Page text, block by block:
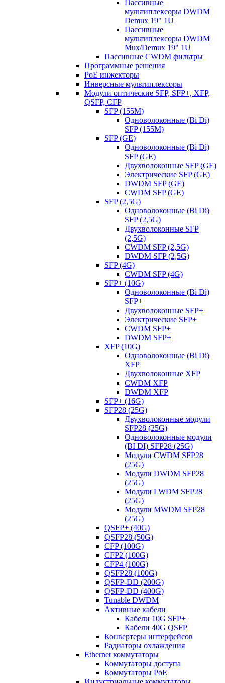
Пассивные
мультиплексоры DWDM
Demux 19" 1U
Пассивные
мультиплексоры DWDM
Mux/Demux 19" 1U
Пассивные CWDM фильтры
Программные решения
PoE инжекторы
Инверсные мультиплексоры
Модули оптические SFP, SFP+, XFP,
QSFP, CFP
SFP (155M)
Одноволоконные (Bi Di)
SFP (155M)
SFP (GE)
Одноволоконные (Bi Di)
SFP (GE)
Двухволоконные SFP (GE)
Электрические SFP (GE)
DWDM SFP (GE)
CWDM SFP (GE)
SFP (2,5G)
Одноволоконные (Bi Di)
SFP (2,5G)
Двухволоконные SFP
(2,5G)
CWDM SFP (2,5G)
DWDM SFP (2,5G)
SFP (4G)
CWDM SFP (4G)
SFP+ (10G)
Одноволоконные (Bi Di)
SFP+
Двухволоконные SFP+
Электрические SFP+
CWDM SFP+
DWDM SFP+
XFP (10G)
Одноволоконные (Bi Di)
XFP
Двухволоконные XFP
CWDM XFP
DWDM XFP
SFP+ (16G)
SFP28 (25G)
Двухволоконные модули
SFP28 (25G)
Одноволоконные модули
(BI DI) SFP28 (25G)
Модули CWDM SFP28
(25G)
Модули DWDM SFP28
(25G)
Модули LWDM SFP28
(25G)
Модули MWDM SFP28
(25G)
QSFP+ (40G)
QSFP28 (50G)
CFP (100G)
CFP2 (100G)
CFP4 (100G)
QSFP28 (100G)
QSFP-DD (200G)
QSFP-DD (400G)
Tunable DWDM
Активные кабели
Кабели 10G SFP+
Кабели 40G QSFP
Конвертеры интерфейсов
Радиаторы охлаждения
Ethernet коммутаторы
Коммутаторы доступа
Коммутаторы PoE